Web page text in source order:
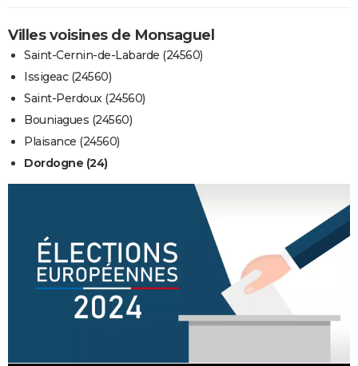
Villes voisines de Monsaguel
Saint-Cernin-de-Labarde (24560)
Issigeac (24560)
Saint-Perdoux (24560)
Bouniagues (24560)
Plaisance (24560)
Dordogne (24)